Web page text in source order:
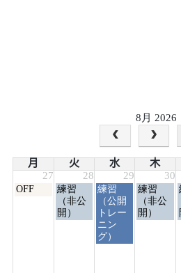
8月 2026
月 火 水 木
27
28 29 30
月
OFF
火
曜
日,
練習
（非公
開）
水
曜
日,
7
月
練習
（公開
トレー
ニン
グ）
木
曜
日,
練習
（非公
開）